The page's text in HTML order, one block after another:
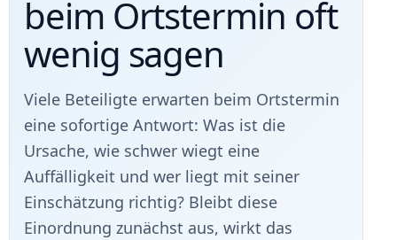
beim Ortstermin oft
wenig sagen
Viele Beteiligte erwarten beim Ortstermin
eine sofortige Antwort: Was ist die
Ursache, wie schwer wiegt eine
Auffälligkeit und wer liegt mit seiner
Einschätzung richtig? Bleibt diese
Einordnung zunächst aus, wirkt das